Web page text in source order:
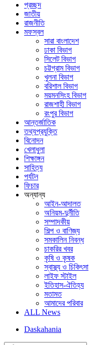
প্রচ্ছদ
জাতীয়
রাজনীতি
মফস্বল
সারা বাংলাদেশ
ঢাকা বিভাগ
সিলেট বিভাগ
চট্টগ্রাম বিভাগ
খুলনা বিভাগ
বরিশাল বিভাগ
ময়মনসিংহ বিভাগ
রাজশাহী বিভাগ
রংপুর বিভাগ
আন্তর্জাতিক
তথ্যপ্রযুক্তি
বিনোদন
খেলাধুলা
শিক্ষাঙ্গন
সাহিত্য
পর্যটন
ফিচার
অন্যান্য
আইন-আদালত
অনিয়ম-দুর্নীতি
সম্পাদকীয়
শিল্প ও বাণিজ্য
সমকালিন নিবন্ধ
চাকরির খবর
কৃষি ও কৃষক
স্বাস্থ্য ও চিকিৎসা
লাইফ স্টাইল
ইতিহাস-ঐতিহ্য
মতামত
আমাদের পরিবার
ALL News
Daskahania